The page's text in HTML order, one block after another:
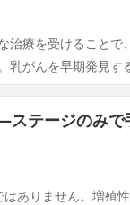
治療を受けること
乳がんを早期発見す
テージのみで
はありません。増殖